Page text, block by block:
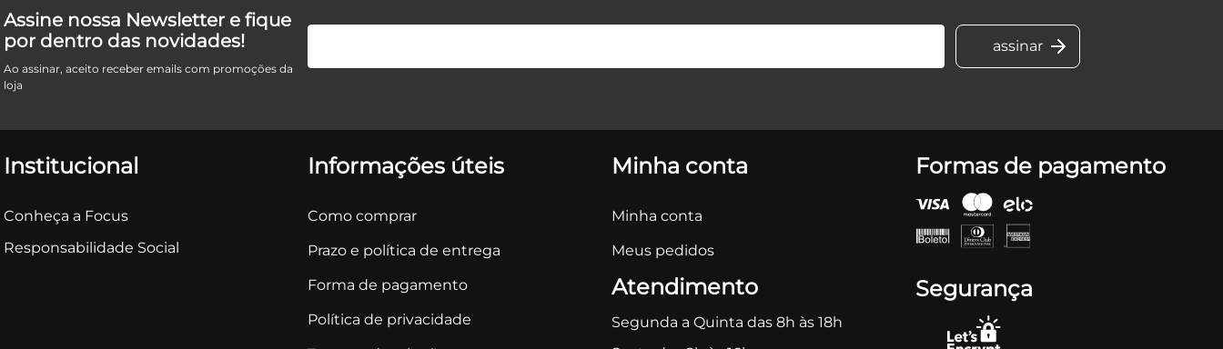
Assine nossa Newsletter e fique
por dentro das novidades!
Ao assinar, aceito receber emails com promoções da
loja
Institucional
Conheça a Focus
Responsabilidade Social
Informações úteis
Como comprar
Prazo e política de entrega
Forma de pagamento
Política de privacidade
Minha conta
Minha conta
Meus pedidos
Atendimento
Segunda a Quinta das 8h às 18h
Formas de pagamento
Segurança